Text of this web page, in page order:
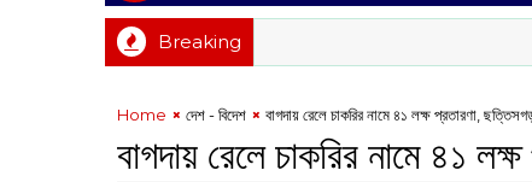
Breaking
Home দেশ - বিদেশ ‌বাগদায় রেলে চাকরির নামে ৪১ লক্ষ প্রতারণা,
‌বাগদায় রেলে চাকরির নামে ৪১